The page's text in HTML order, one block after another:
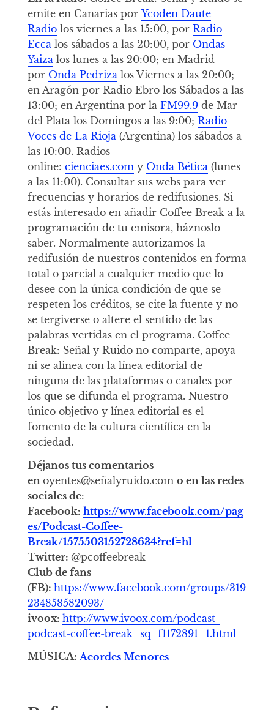
emite en Canarias por Ycoden Daute
Radiolos viernes a las 15:00, por Radio
Ecca los sábados a las 20:00, por Ondas
Yaiza los lunes a las 20:00; en Madrid
por Onda Pedriza los Viernes a las 20:00;
en Aragón por Radio Ebro los Sábados a las
13:00; en Argentina por la FM99.9de Mar
del Plata los Domingos a las 9:00; Radio
Voces de La Rioja (Argentina) los sábados a
las 10:00. Radios
online: cienciaes.com y Onda Bética (lunes
a las 11:00). Consultar sus webs para ver
frecuencias y horarios de redifusiones. Si
estás interesado en añadir Coffee Break a la
programación de tu emisora, háznoslo
saber. Normalmente autorizamos la
redifusión de nuestros contenidos en forma
total o parcial a cualquier medio que lo
desee con la única condición de que se
respeten los créditos, se cite la fuente y no
se tergiverse o altere el sentido de las
palabras vertidas en el programa. Coffee
Break: Señal y Ruido no comparte, apoya
ni se alinea con la línea editorial de
ninguna de las plataformas o canales por
los que se difunda el programa. Nuestro
único objetivo y línea editorial es el
fomento de la cultura científica en la
sociedad.
Déjanos tus comentarios
en oyentes@señalyruido.com o en las redes
sociales de:
Facebook: https://www.facebook.com/pag
es/Podcast-Coffee-
Break/1575503152728634?ref=hl
Twitter: @pcoffeebreak
Club de fans
(FB): https://www.facebook.com/groups/319
234858582093/
ivoox: http://www.ivoox.com/podcast-
podcast-coffee-break_sq_f1172891_1.html
MÚSICA: Acordes Menores